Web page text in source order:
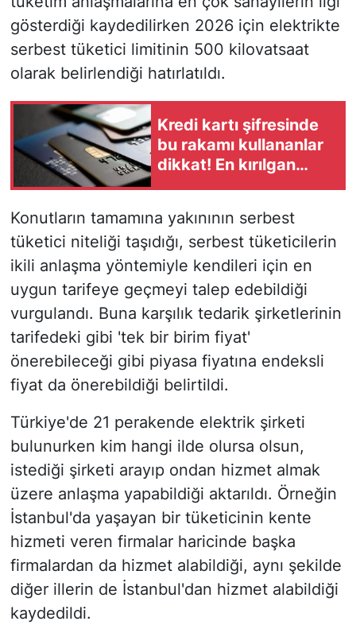
gösterdiği kaydedilirken 2026 için elektrikte
serbest tüketici limitinin 500 kilovatsaat
olarak belirlendiği hatırlatıldı.
Kredi kartı şifresinde
bu rakamı kullananlar
dikkat! En kırılgan
Konutların tamamına yakınının serbest
tüketici niteliği taşıdığı, serbest tüketicilerin
ikili anlaşma yöntemiyle kendileri için en
uygun tarifeye geçmeyi talep edebildiği
vurgulandı. Buna karşılık tedarik şirketlerinin
tarifedeki gibi 'tek bir birim fiyat'
önerebileceği gibi piyasa fiyatına endeksli
fiyat da önerebildiği belirtildi.
Türkiye'de 21 perakende elektrik şirketi
bulunurken kim hangi ilde olursa olsun,
istediği şirketi arayıp ondan hizmet almak
üzere anlaşma yapabildiği aktarıldı. Örneğin
İstanbul'da yaşayan bir tüketicinin kente
hizmeti veren firmalar haricinde başka
firmalardan da hizmet alabildiği, aynı şekilde
diğer illerin de İstanbul'dan hizmet alabildiği
kaydedildi.